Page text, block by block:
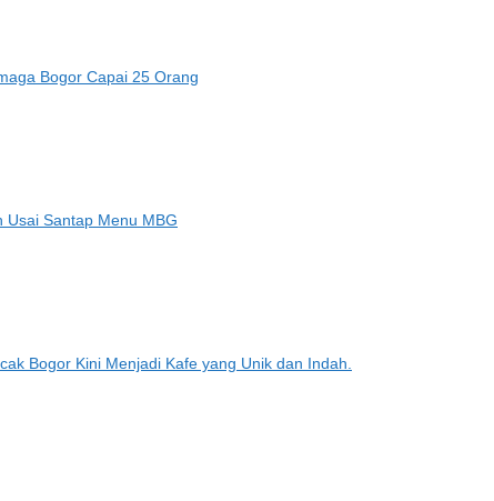
Bogor Capai 25 Orang
Santap Menu MBG
Bogor Kini Menjadi Kafe yang Unik dan Indah.